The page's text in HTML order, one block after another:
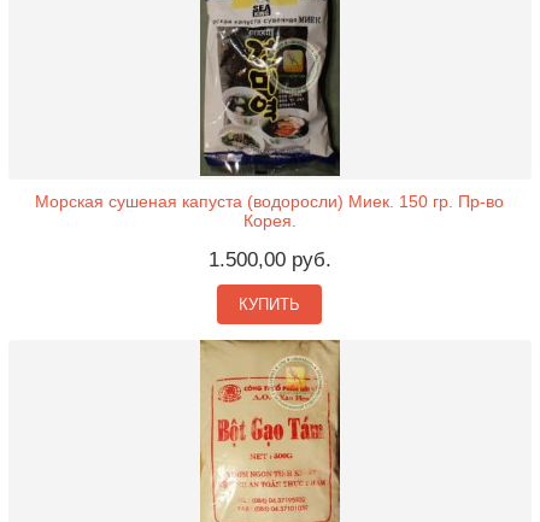
Морская сушеная капуста (водоросли) Миек. 150 гр. Пр-во
Корея.
1.500,00 руб.
КУПИТЬ